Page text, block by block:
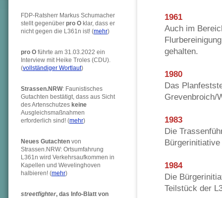
FDP-Ratsherr Markus Schumacher
stellt gegenüber pro O klar, dass er
nicht gegen die L361n ist! (mehr)
pro O führte am 31.03.2022 ein
Interview mit Heike Troles (CDU).
(vollständiger Wortlaut)
Strassen.NRW: Faunistisches
Gutachten bestätigt, dass aus Sicht
des Artenschutzes keine
Ausgleichsmaßnahmen
erforderlich sind! (mehr)
Neues Gutachten von
Strassen.NRW: Ortsumfahrung
L361n wird Verkehrsaufkommen in
Kapellen und Wevelinghoven
halbieren! (mehr)
streetfighter, das Info-Blatt von
1961
Auch im
gehalten.
1980
Das
Grevenbroich/
1983
Die
Bürgerinitiative
1984
Die
Teilstück der